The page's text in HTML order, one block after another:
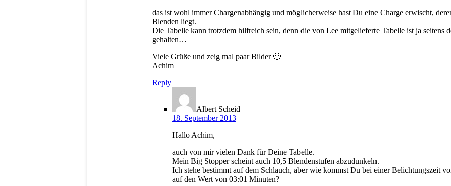
das ist wohl immer Chargenabhängig und möglicherweise hast Du eine Charge erwischt,
Blenden liegt.
Die Tabelle kann trotzdem hilfreich sein, denn die von Lee mitgelieferte Tabelle ist ja seitens
gehalten…
Viele Grüße und zeig mal paar Bilder 🙂
Achim
Reply
Albert Scheid
18. September 2013
Hallo Achim,
auch von mir vielen Dank für Deine Tabelle.
Mein Big Stopper scheint auch 10,5 Blendenstufen abzudunkeln.
Ich stehe bestimmt auf dem Schlauch, aber wie kommst Du bei einer Belichtungszeit
auf den Wert von 03:01 Minuten?